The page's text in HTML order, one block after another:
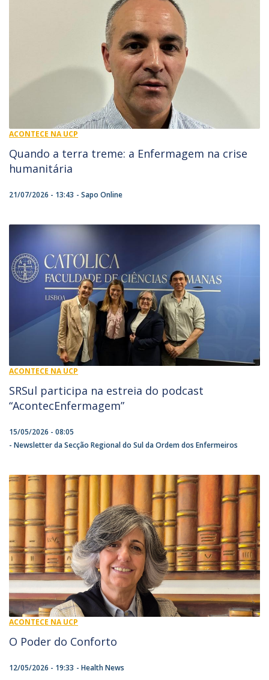
ACONTECE NA UCP
Quando a terra treme: a Enfermagem na crise
humanitária
21/07/2026 - 13:43 Sapo Online
ACONTECE NA UCP
SRSul participa na estreia do podcast
“AcontecEnfermagem”
15/05/2026 - 08:05
Newsletter da Secção Regional do Sul da Ordem dos Enfermeiros
ACONTECE NA UCP
O Poder do Conforto
12/05/2026 - 19:33 Health News